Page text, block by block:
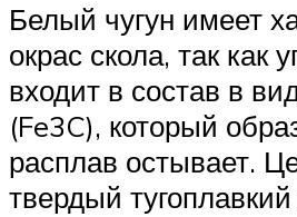
Белый чугун имеет
окрас скола, так как
входит в состав в
(Fe3C), который
расплав остывает.
твердый